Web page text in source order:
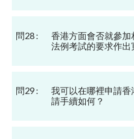
問28 :
香港方面會否就參加
法例考試的要求作出
問29 : 我可以在哪裡申請香
請手續如何？